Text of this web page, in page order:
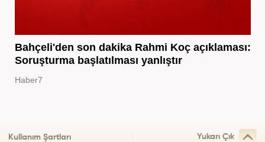
Bahçeli'den son dakika Rahmi Koç açıklaması:
Soruşturma başlatılması yanlıştır
Haber7
Kullanım Şartları Yukarı Çık